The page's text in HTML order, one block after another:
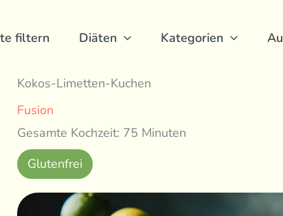
filtern Diäten Kategorien
Kokos-Limetten-Kuchen
Fusion
Gesamte Kochzeit: 75 Minuten
Glutenfrei